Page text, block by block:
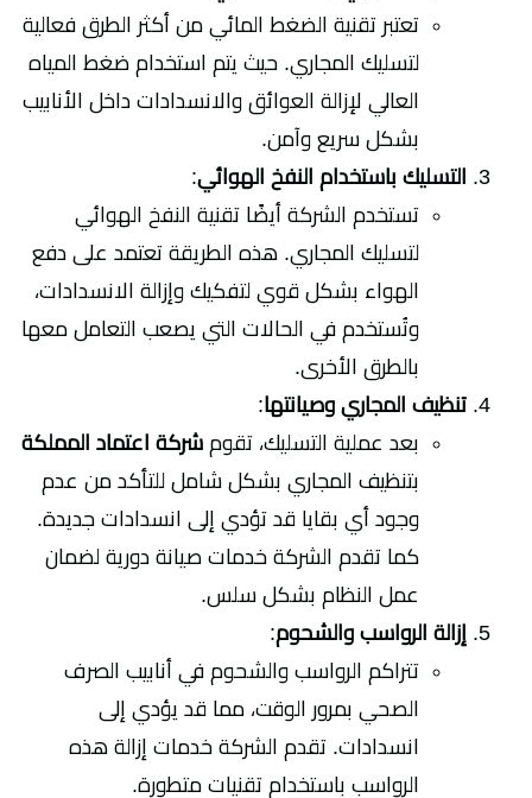
تعتبر تقنية الضغط المائي من أكثر الطرق فعالية
لتسليك المجاري. حيث يتم استخدام ضغط المياه
العالي لإزالة العوائق والانسدادات داخل الأنابيب
بشكل سريع وآمن.
التسليك باستخدام النفخ الهوائي:
تستخدم الشركة أيضًا تقنية النفخ الهوائي
لتسليك المجاري. هذه الطريقة تعتمد على دفع
الهواء بشكل قوي لتفكيك وإزالة الانسدادات،
وتُستخدم في الحالات التي يصعب التعامل معها
بالطرق الأخرى.
تنظيف المجاري وصيانتها:
بعد عملية التسليك، تقوم شركة اعتماد المملكة
بتنظيف المجاري بشكل شامل للتأكد من عدم
وجود أي بقايا قد تؤدي إلى انسدادات جديدة.
كما تقدم الشركة خدمات صيانة دورية لضمان
عمل النظام بشكل سلس.
إزالة الرواسب والشحوم:
تتراكم الرواسب والشحوم في أنابيب الصرف
الصحي بمرور الوقت، مما قد يؤدي إلى
انسدادات. تقدم الشركة خدمات إزالة هذه
الرواسب باستخدام تقنيات متطورة.